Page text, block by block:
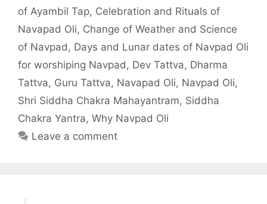
of Ayambil Tap, Celebration and Rituals of
Navapad Oli, Change of Weather and Science
of Navpad , Days and Lunar dates of Navpad Oli
for worshiping Navpad , Dev Tattva, Dharma
Tattva, Guru Tattva, Navapad Oli, Navpad Oli,
Shri Siddha Chakra Mahayantram, Siddha
Chakra Yantra, Why Navpad Oli
Leave a comment